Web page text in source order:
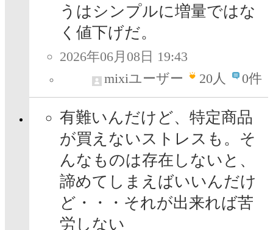
うはシンプルに増量ではな
く値下げだ。
2026年06月08日 19:43
mixiユーザー
20人 0件
有難いんだけど、特定商品
が買えないストレスも。そ
んなものは存在しないと、
諦めてしまえばいいんだけ
ど・・・それが出来れば苦
労しない